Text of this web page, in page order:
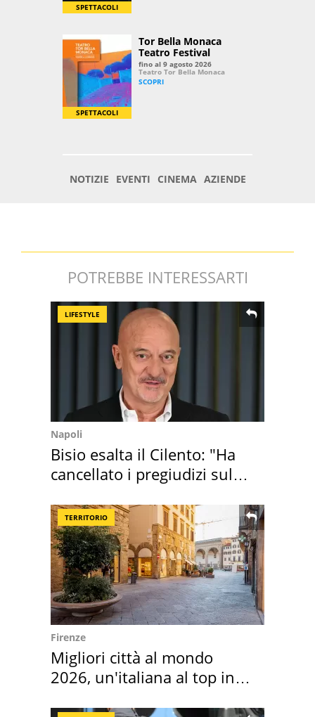
POTREBBE INTERESSARTI
LIFESTYLE
Napoli
Bisio esalta il Cilento: "Ha
cancellato i pregiudizi sul
TERRITORIO
Firenze
Migliori città al mondo
2026, un'italiana al top in